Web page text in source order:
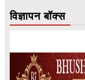
विज्ञापन बॉक्स